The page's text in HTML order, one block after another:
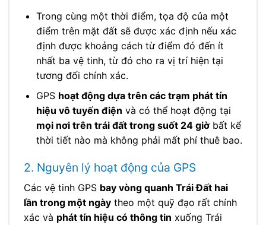
Trong cùng một thời điểm, tọa độ của một
điểm trên mặt đất sẽ được xác định nếu xác
định được khoảng cách từ điểm đó đến ít
nhất ba vệ tinh, từ đó cho ra vị trí hiện tại
tương đối chính xác.
GPS hoạt động dựa trên các trạm phát tín
hiệu vô tuyến điện và có thể hoạt động tại
mọi nơi trên trái đất trong suốt 24 giờbất kể
thời tiết nào mà không phải mất phí thuê bao.
2. Nguyên lý hoạt động của GPS
Các vệ tinh GPS bay vòng quanh Trái Đất hai
lần trong một ngày theo một quỹ đạo rất chính
xác và phát tín hiệu có thông tin xuống Trái